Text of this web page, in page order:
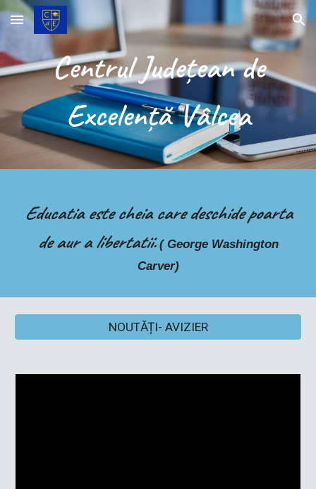
Skip to main content Skip to navigation
Centrul Județean de
Excelență Vâlcea
Educatia este cheia care deschide poarta
de aur a libertatii.( George Washington
Carver)
NOUTĂȚI- AVIZIER